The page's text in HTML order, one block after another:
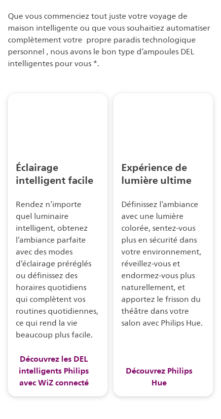
Que vous commenciez tout juste votre voyage de
maison intelligente ou que vous souhaitiez automatiser
complètement votre propre paradis technologique
personnel , nous avons le bon type d’ampoules DEL
intelligentes pour vous *.
Éclairage
intelligent facile
Rendez n’importe
quel luminaire
intelligent, obtenez
l’ambiance parfaite
avec des modes
d’éclairage préréglés
ou définissez des
horaires quotidiens
qui complètent vos
routines quotidiennes,
ce qui rend la vie
beaucoup plus facile.
Découvrez les DEL
intelligents Philips
avec WiZ connecté
Expérience de
lumière ultime
Définissez l’ambiance
avec une lumière
colorée, sentez-vous
plus en sécurité dans
votre environnement,
réveillez-vous et
endormez-vous plus
naturellement, et
apportez le frisson du
théâtre dans votre
salon avec Philips Hue.
Découvrez Philips
Hue